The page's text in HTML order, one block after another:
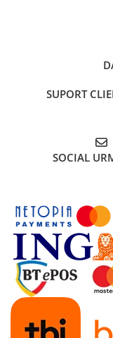
SUPORT
SOCIAL